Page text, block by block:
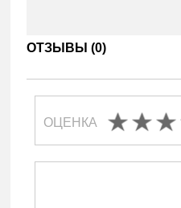
ОТЗЫВЫ (0)
ОЦЕНКА